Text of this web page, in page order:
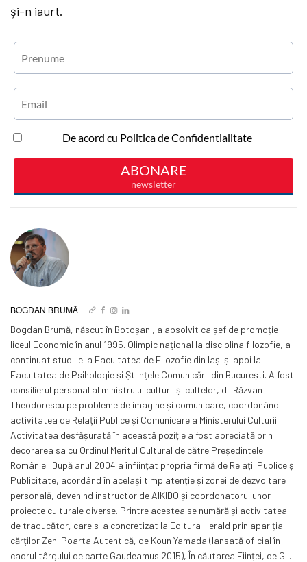
și-n iaurt.
BOGDAN BRUMĂ
Bogdan Brumă, născut în Botoșani, a absolvit ca șef de promoție
liceul Economic în anul 1995. Olimpic național la disciplina filozofie, a
continuat studiile la Facultatea de Filozofie din Iași și apoi la
Facultatea de Psihologie și Științele Comunicării din București. A fost
consilierul personal al ministrului culturii și cultelor, dl. Răzvan
Theodorescu pe probleme de imagine și comunicare, coordonând
activitatea de Relații Publice și Comunicare a Ministerului Culturii.
Activitatea desfășurată în această poziție a fost apreciată prin
decorarea sa cu Ordinul Meritul Cultural de către Președintele
României. După anul 2004 a înființat propria firmă de Relații Publice și
Publicitate, acordând în același timp atenție și zonei de dezvoltare
personală, devenind instructor de AIKIDO și coordonatorul unor
proiecte culturale diverse. Printre acestea se numără și activitatea
de traducător, care s-a concretizat la Editura Herald prin apariția
cărților Zen-Poarta Autentică, de Koun Yamada (lansată oficial în
cadrul târgului de carte Gaudeamus 2015), În căutarea Ființei, de G.I.